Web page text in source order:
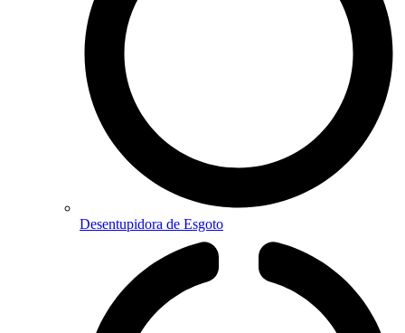
Desentupidora de Esgoto